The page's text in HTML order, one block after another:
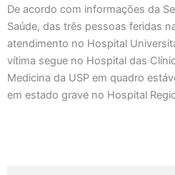
De acordo com informações da
Saúde, das três pessoas feridas
atendimento no Hospital
vítima segue no Hospital das
Medicina da USP em quadro
em estado grave no Hospital